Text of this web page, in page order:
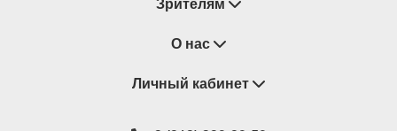
Восстановление билетов
Замена / Отмена / Перенос мероприятий
О нас
О компании
Личный кабинет